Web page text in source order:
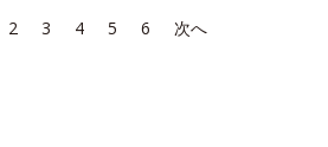
2 3 4 5 6 次へ